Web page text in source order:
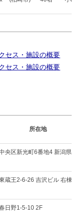
セス・施設の概要
セス・施設の概要
所在地
央区新光町6番地4 新潟県
蔵王2-6-26 吉沢ビル 右棟
日野1-5-10 2F